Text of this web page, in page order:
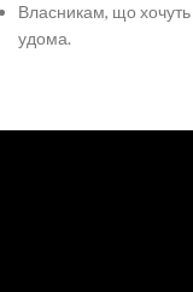
Власникам, що
удома.